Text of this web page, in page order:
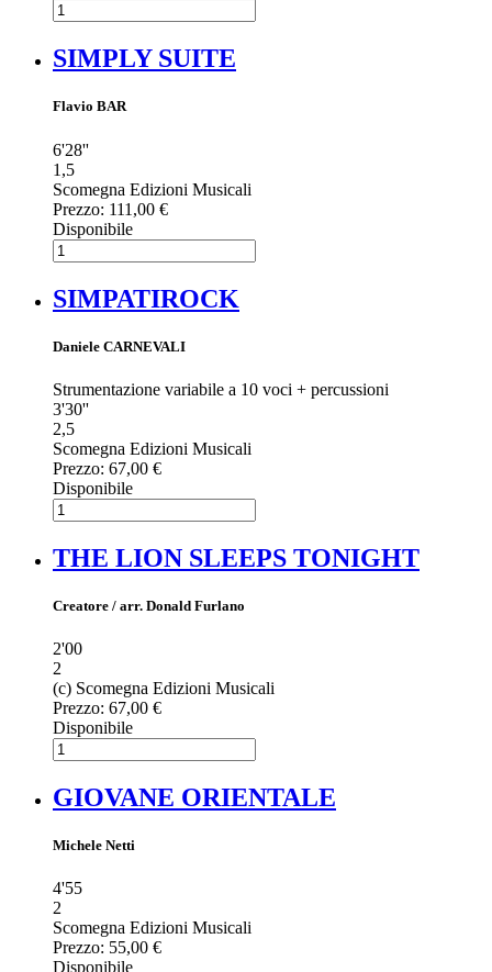
SIMPLY SUITE
Flavio BAR
6'28''
1,5
Scomegna Edizioni Musicali
Prezzo: 111,00 €
Disponibile
SIMPATIROCK
Daniele CARNEVALI
Strumentazione variabile a 10 voci + percussioni
3'30''
2,5
Scomegna Edizioni Musicali
Prezzo: 67,00 €
Disponibile
THE LION SLEEPS TONIGHT
Creatore / arr. Donald Furlano
2'00
2
(c) Scomegna Edizioni Musicali
Prezzo: 67,00 €
Disponibile
GIOVANE ORIENTALE
Michele Netti
4'55
2
Scomegna Edizioni Musicali
Prezzo: 55,00 €
Disponibile